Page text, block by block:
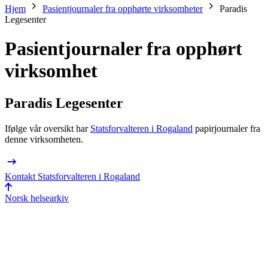
Hjem Pasientjournaler fra opphørte virksomheter
Paradis
Legesenter
Pasientjournaler fra opphørt
virksomhet
Paradis Legesenter
Ifølge vår oversikt har Statsforvalteren i Rogaland papir­journaler fra
denne virksomheten.
Kontakt Statsforvalteren i Rogaland
Norsk helsearkiv